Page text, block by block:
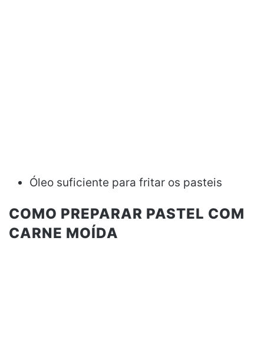
Óleo suficiente para fritar os pasteis
COMO PREPARAR PASTEL COM
CARNE MOÍDA